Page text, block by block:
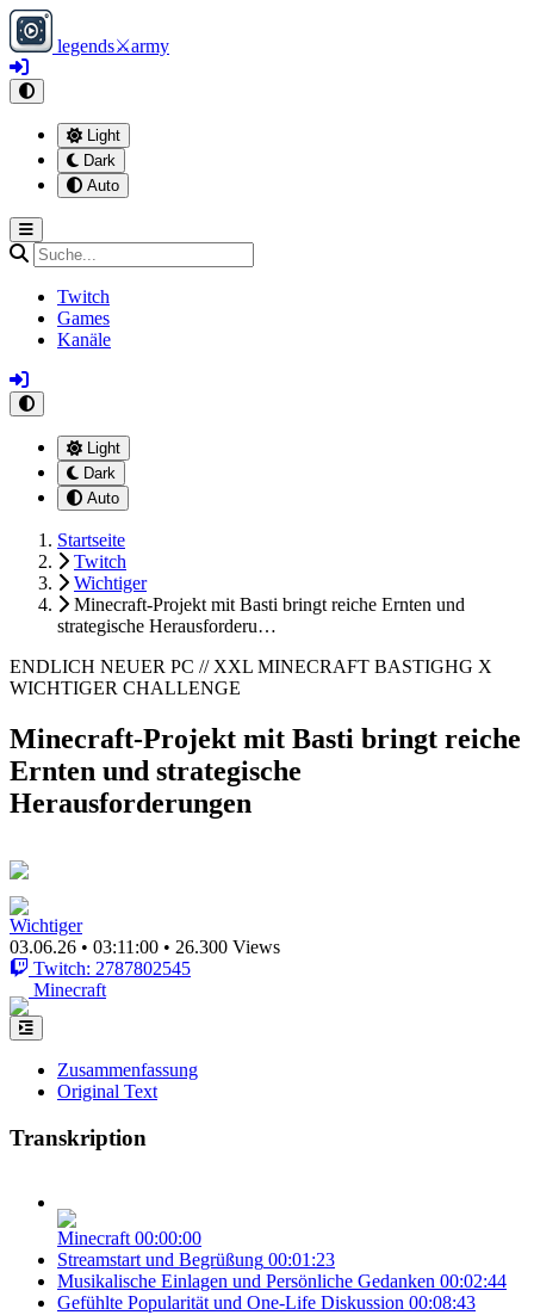
legends⚔army
Light
Dark
Auto
Twitch
Games
Kanäle
Light
Dark
Auto
Startseite
Twitch
Wichtiger
Minecraft-Projekt mit Basti bringt reiche Ernten und
strategische Herausforderu…
ENDLICH NEUER PC // XXL MINECRAFT BASTIGHG X
WICHTIGER CHALLENGE
Minecraft-Projekt mit Basti bringt reiche
Ernten und strategische
Herausforderungen
Wichtiger
03.06.26 • 03:11:00 • 26.300 Views
Twitch: 2787802545
Minecraft
Zusammenfassung
Original Text
Transkription
Minecraft 00:00:00
Streamstart und Begrüßung 00:01:23
Musikalische Einlagen und Persönliche Gedanken 00:02:44
Gefühlte Popularität und One-Life Diskussion 00:08:43